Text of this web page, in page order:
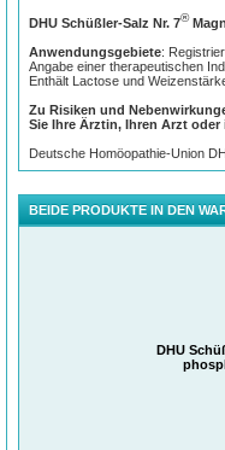
Sie sollten die Tabletten eine
und sie vorzugsweise langsam
Arzneistoffe ohne Umwege
werden. Bei kleinen Kindern
etwas Wasser aufzulösen.
Auch homöopathische
Zeit angewendet werden.
DHU Schüßler-Salz Nr. 7®
Anwendungsgebiete:
Angabe einer therapeutischen
Enthält Lactose und
Zu Risiken und
Sie Ihre Ärztin, Ihren Arzt
Deutsche Homöopathie-Union
BEIDE PRODUKTE IN DEN
DHU